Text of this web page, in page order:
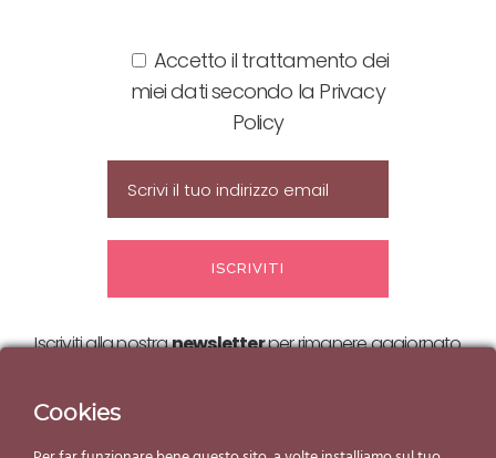
Accetto il trattamento dei
miei dati secondo la Privacy
Policy
Iscriviti alla nostranewsletterper rimanere aggiornato
Cookies